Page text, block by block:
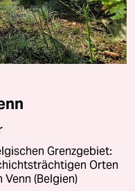
Grenzgebiet:
Orten
(Belgien)